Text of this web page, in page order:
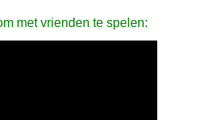
met vrienden te spelen: